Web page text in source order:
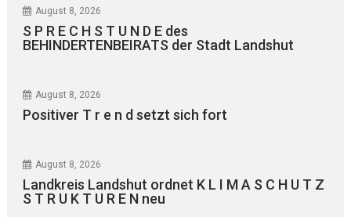
August 8, 2026
S P R E C H S T U N D E des
BEHINDERTENBEIRATS der Stadt Landshut
August 8, 2026
Positiver T r e n d setzt sich fort
August 8, 2026
Landkreis Landshut ordnet K L I M A S C H U T Z
S T R U K T U R E N neu